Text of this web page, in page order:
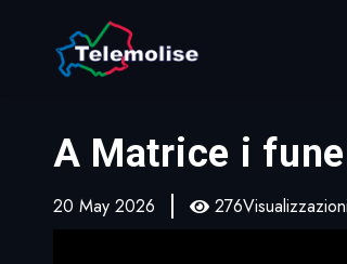
A Matrice i
20 May 2026 276Visualizzazioni